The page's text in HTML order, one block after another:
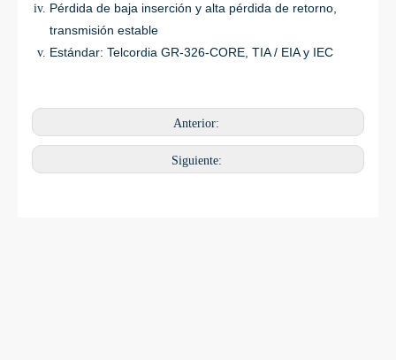
Pérdida de baja inserción y alta pérdida de retorno,
transmisión estable
Estándar: Telcordia GR-326-CORE, TIA / EIA y IEC
Anterior:
Siguiente: